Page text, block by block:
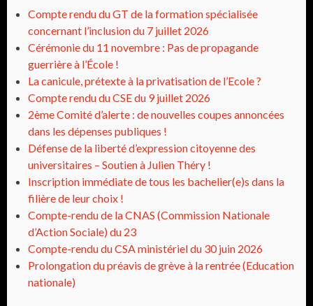
Compte rendu du GT de la formation spécialisée
concernant l’inclusion du 7 juillet 2026
Cérémonie du 11 novembre : Pas de propagande
guerrière à l’École !
La canicule, prétexte à la privatisation de l’Ecole ?
Compte rendu du CSE du 9 juillet 2026
2ème Comité d’alerte : de nouvelles coupes annoncées
dans les dépenses publiques !
Défense de la liberté d’expression citoyenne des
universitaires – Soutien à Julien Théry !
Inscription immédiate de tous les bachelier(e)s dans la
filière de leur choix !
Compte-rendu de la CNAS (Commission Nationale
d’Action Sociale) du 23
Compte-rendu du CSA ministériel du 30 juin 2026
Prolongation du préavis de grève à la rentrée (Education
nationale)